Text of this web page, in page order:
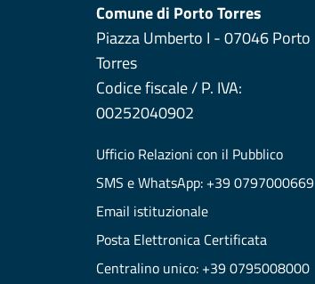
Comune di Porto Torres
Piazza Umberto I - 07046 Porto
Torres
Codice fiscale / P. IVA:
00252040902
Ufficio Relazioni con il Pubblico
SMS e WhatsApp: +39 0797000669
Email istituzionale
Posta Elettronica Certificata
Centralino unico: +39 0795008000